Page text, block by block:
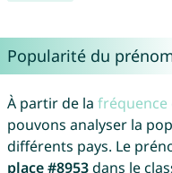
Popularité du
À partir de la fréquence
pouvons analyser la
différents pays. Le
place #8953dans le